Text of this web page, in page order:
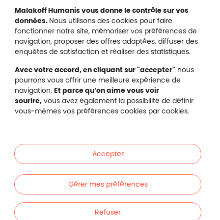
Protection des données
Nous contacter
Plan du site
Gestion des cookies
Malakoff Humanis sur Facebook
Malakoff Humanis sur YouTube
Malakoff Humanis sur X
Malakoff Humanis
Malakoff Humanis à vos côtés.
Particuliers
Entreprises
Malakoff Humanis vous donne le contrôle sur vos
données. Nous utilisons des cookies pour faire
fonctionner notre site, mémoriser vos préférences de
navigation, proposer des offres adaptées, diffuser des
enquêtes de satisfaction et réaliser des statistiques.
Avec votre accord, en cliquant sur "accepter" nous
pourrons vous offrir une meilleure expérience de
navigation. Et parce qu’on aime vous voir
sourire, vous avez également la possibilité de définir
vous-mêmes vos préférences cookies par cookies.
Refuser
Gérer mes préférences
Accepter